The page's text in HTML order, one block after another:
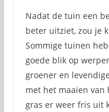
Nadat de tuin een
beter uitziet, zou je
Sommige tuinen
goede blik op
groener en
met het maaien van
gras er weer fris uit